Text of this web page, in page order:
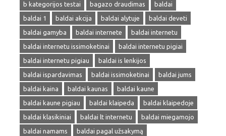
b kategorijos testai
bagazo draudimas
baldai
baldai 1
baldai akcija baldai alytuje
baldai deveti
baldai gamyba
baldai internete
baldai internetu
baldai internetu issimoketinai
baldai internetu pigiai
baldai internetu pigiau
baldai is lenkijos
baldai ispardavimas
baldai issimoketinai
baldai jums
baldai kaina
baldai kaunas
baldai kaune
baldai kaune pigiau
baldai klaipeda
baldai klaipedoje
baldai klasikiniai
baldai lt internetu
baldai miegamojo
baldai namams
baldai pagal užsakymą